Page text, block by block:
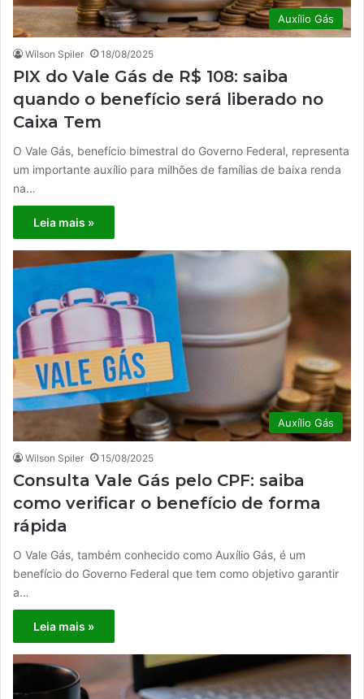
Auxílio Gás
Wilson Spiler 18/08/2025
PIX do Vale Gás de R$ 108: saiba
quando o benefício será liberado no
Caixa Tem
O Vale Gás, benefício bimestral do Governo Federal, representa
um importante auxílio para milhões de famílias de baixa renda
na…
Leia mais »
Auxílio Gás
Wilson Spiler 15/08/2025
Consulta Vale Gás pelo CPF: saiba
como verificar o benefício de forma
rápida
O Vale Gás, também conhecido como Auxílio Gás, é um
benefício do Governo Federal que tem como objetivo garantir
a…
Leia mais »